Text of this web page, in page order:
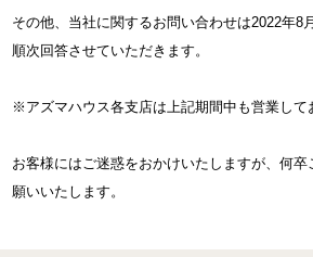
その他、当社に関するお問い合わせは2022年8
順次回答させていただきます。
※アズマハウス各支店は上記期間中も営業して
お客様にはご迷惑をおかけいたしますが、何
願いいたします。